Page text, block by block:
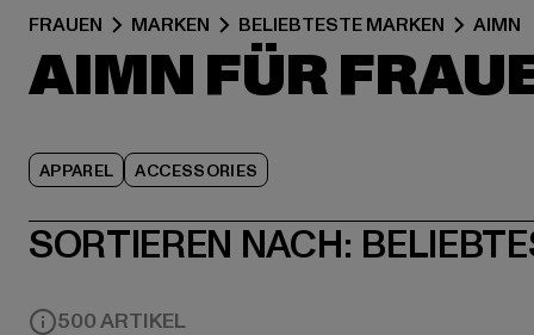
FRAUEN MARKEN BELIEBTESTE MARKEN AIMN
AIMN FÜR
APPAREL ACCESSORIES
SORTIEREN NACH:
500 ARTIKEL